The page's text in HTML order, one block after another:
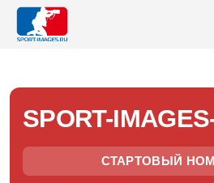
SPORT-
СТАРТОВЫЙ